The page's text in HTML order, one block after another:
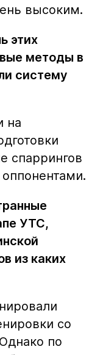
высоким.
этих
методы в
систему
на
спаррингов
УТС,
из каких
со
по